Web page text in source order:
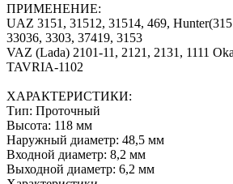
ПРИМЕНЕНИЕ:
UAZ 3151, 31512, 31514, 469,
33036, 3303, 37419, 3153
VAZ (Lada) 2101-11, 2121, 2131, 1111
TAVRIA-1102
ХАРАКТЕРИСТИКИ:
Тип: Проточный
Высота: 118 мм
Наружный диаметр: 48,5 мм
Входной диаметр: 8,2 мм
Выходной диаметр: 6,2 мм